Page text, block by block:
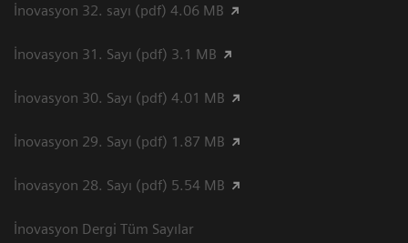
İnovasyon 32. sayı (pdf) 4.06 MB
İnovasyon 31. Sayı (pdf) 3.1 MB
İnovasyon 30. Sayı (pdf) 4.01 MB
İnovasyon 29. Sayı (pdf) 1.87 MB
İnovasyon 28. Sayı (pdf) 5.54 MB
İnovasyon Dergi Tüm Sayılar